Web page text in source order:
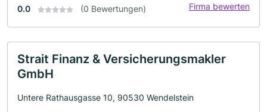
0.0 (0 Bewertungen) Firma bewerten
Strait Finanz & Versicherungsmakler
GmbH
Untere Rathausgasse 10, 90530 Wendelstein